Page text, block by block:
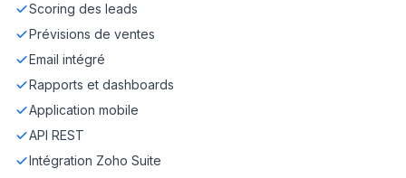
Scoring des leads
Prévisions de ventes
Email intégré
Rapports et dashboards
Application mobile
API REST
Intégration Zoho Suite